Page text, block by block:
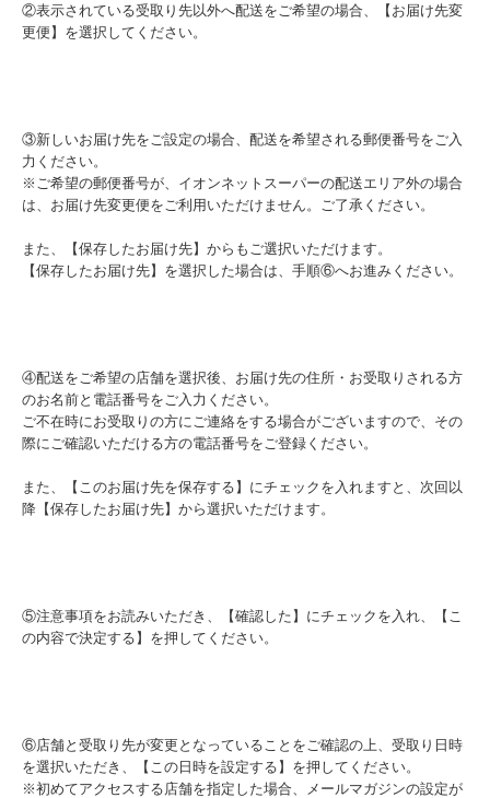
②表示されている受取り先以外へ配送をご希望の場合、【お届け先変
更便】を選択してください。
③新しいお届け先をご設定の場合、配送を希望される郵便番号をご入
力ください。
※ご希望の郵便番号が、イオンネットスーパーの配送エリア外の場合
は、お届け先変更便をご利用いただけません。ご了承ください。
また、【保存したお届け先】からもご選択いただけます。
【保存したお届け先】を選択した場合は、手順⑥へお進みください。
④配送をご希望の店舗を選択後、お届け先の住所・お受取りされる方
のお名前と電話番号をご入力ください。
ご不在時にお受取りの方にご連絡をする場合がございますので、その
際にご確認いただける方の電話番号をご登録ください。
また、【このお届け先を保存する】にチェックを入れますと、次回以
降【保存したお届け先】から選択いただけます。
⑤注意事項をお読みいただき、【確認した】にチェックを入れ、【こ
の内容で決定する】を押してください。
⑥店舗と受取り先が変更となっていることをご確認の上、受取り日時
を選択いただき、【この日時を設定する】を押してください。
※初めてアクセスする店舗を指定した場合、メールマガジンの設定が